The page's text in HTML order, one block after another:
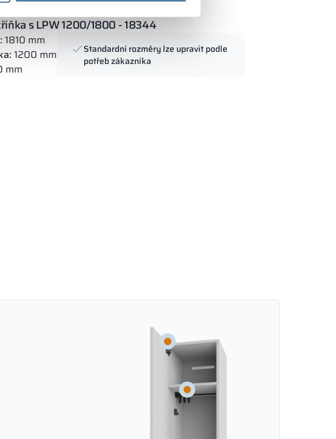
s LPW 1200/1800 - 18344
1810 mm
1200 mm
mm
Standardní rozměry lze upravit podle
potřeb zákazníka